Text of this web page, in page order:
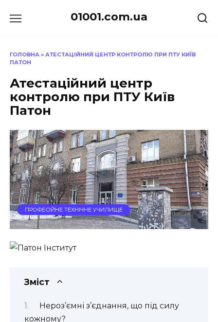
до
01001.com.ua
ГОЛОВНА » АТЕСТАЦІЙНИЙ ЦЕНТР КОНТРОЛЮ ПРИ ПТУ КИЇВ
ПАТОН
Атестаційний центр
контролю при ПТУ Київ
Патон
ПРОФЕСІЙНЕ ТЕХНІЧНЕ УЧИЛИЩЕ
Зміст
Нероз’ємні з’єднання, що під силу
кожному?